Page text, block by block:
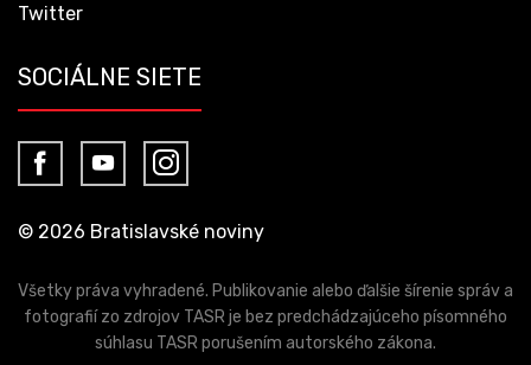
Twitter
SOCIÁLNE SIETE
© 2026 Bratislavské noviny
Všetky práva vyhradené. Publikovanie alebo ďalšie šírenie správ a
fotografií zo zdrojov TASR je bez predchádzajúceho písomného
súhlasu TASR porušením autorského zákona.